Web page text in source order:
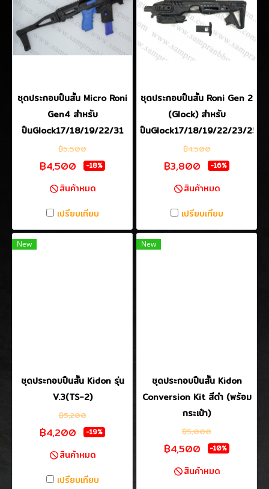
ชุดประกอบปืนสั้น Micro Roni
Gen4 สำหรับ
ปืนGlock17/18/19/22/31
฿5,500
฿4,500 -18%
สินค้าหมด
เปรียบเทียบ
ชุดประกอบปืนสั้น Roni Gen 2
(Glock) สำหรับ
ปืนGlock17/18/19/22/23/25/
฿4,500
฿3,800 -16%
สินค้าหมด
เปรียบเทียบ
New
ชุดประกอบปืนสั้น Kidon รุ่น
V.3(TS-2)
฿5,200
฿4,200 -19%
สินค้าหมด
เปรียบเทียบ
New
ชุดประกอบปืนสั้น Kidon
Conversion Kit สีดำ (พร้อม
กระเป๋า)
฿5,000
฿4,500 -10%
สินค้าหมด